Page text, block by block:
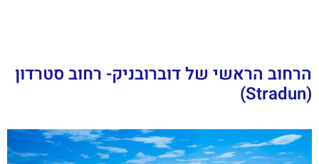
הרחוב הראשי של דוברובניק- רחוב סטרדון
(Stradun)